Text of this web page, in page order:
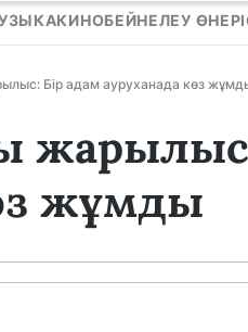
КИНОБЕЙНЕЛЕУ ӨНЕРІ
Бір адам ауруханада көз
жұмды